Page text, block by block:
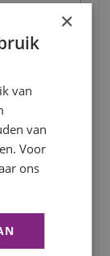
we de
kun je
werk te
vragen om
×
van
van
Voor
ons